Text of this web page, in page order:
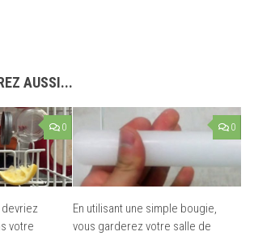
AUSSI...
0
votre
0
En utilisant une simple bougie,
vous garderez votre salle de